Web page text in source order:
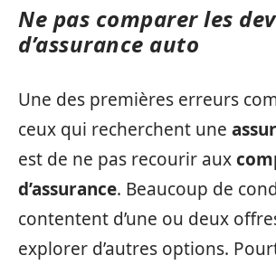
Ne pas comparer les
d’assurance auto
Une des premières erreurs
ceux qui recherchent une
est de ne pas recourir aux
d’assurance. Beaucoup de
contentent d’une ou deux
explorer d’autres options.